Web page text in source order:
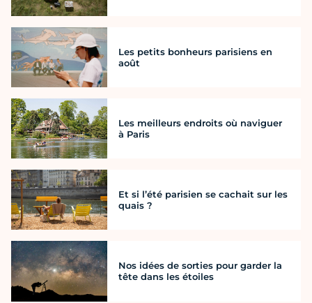
Les petits bonheurs parisiens en
août
Les meilleurs endroits où naviguer
à Paris
Et si l’été parisien se cachait sur les
quais ?
Nos idées de sorties pour garder la
tête dans les étoiles